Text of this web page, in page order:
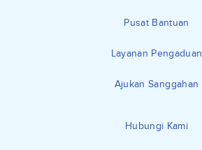
Pusat Bantuan
Layanan Pengaduan
Ajukan Sanggahan
Hubungi Kami